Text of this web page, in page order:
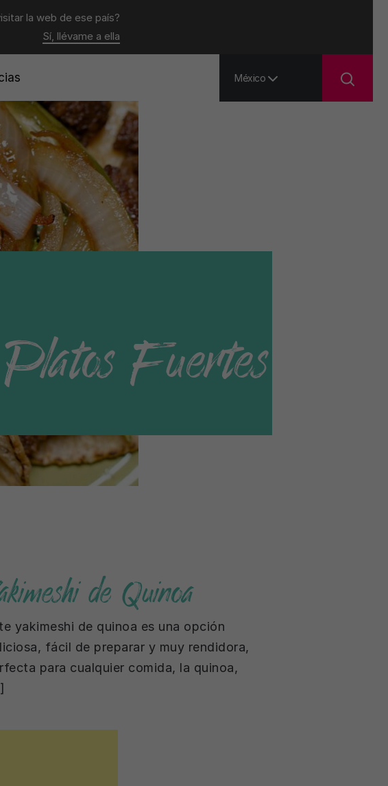
la web de ese país?
Sí, llévame a ella
México
Platos Fuertes
de Quinoa
yakimeshi de quinoa es una opción
fácil de preparar y muy rendidora,
para cualquier comida, la quinoa,